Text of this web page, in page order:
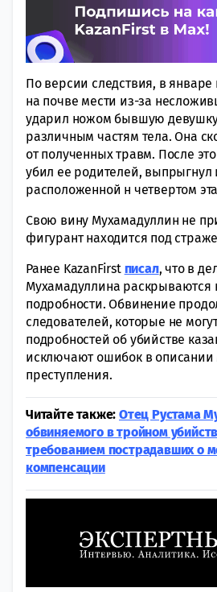
По версии следствия, в
на почве мести из-за
ударил ножом бывшую девушку
различным частям тела. Она
от полученных травм. После
убил ее родителей, выпрыгнул
расположенной н четвертом
Свою вину Мухамадуллин не
фигурант находится под
Ранее KazanFirst писал, что в
Мухамадуллина раскрываются
подробности. Обвинение
следователей, которые не
подробностей об убийстве
исключают ошибок в описании
преступления.
Читайте также: Отец Рустама
обвиняемого в тройном
требованием пострадавших о
компенсации